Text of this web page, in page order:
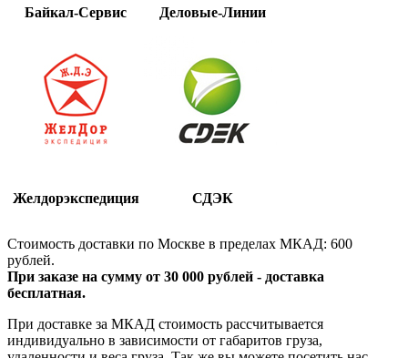
Байкал-Сервис Деловые-Линии
Желдорэкспедиция СДЭК
Стоимость доставки по Москве в пределах МКАД: 600
рублей.
При заказе на сумму от 30 000 рублей - доставка
бесплатная.
При доставке за МКАД стоимость рассчитывается
индивидуально в зависимости от габаритов груза,